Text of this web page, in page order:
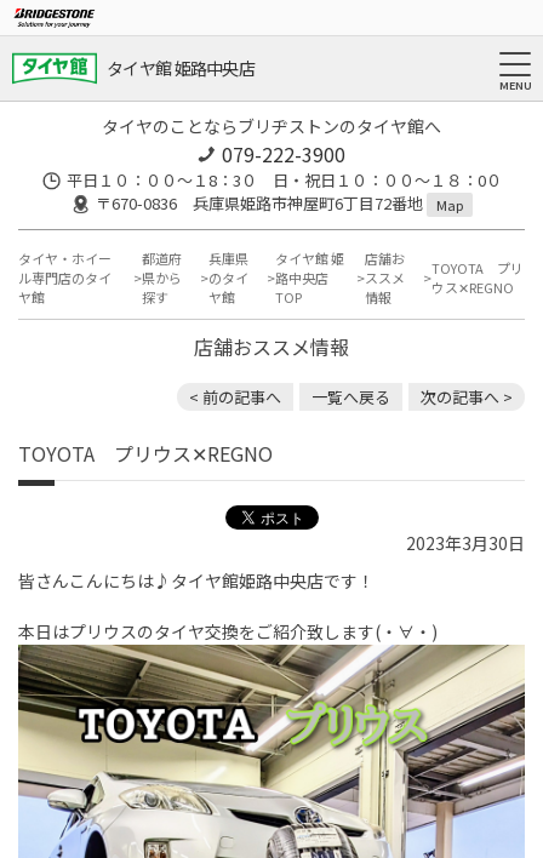
タイヤ館 姫路中央店
タイヤのことならブリヂストンのタイヤ館へ
079-222-3900
平日１０：００～１8：3０ 日・祝日１０：００～１８：0０
〒670-0836 兵庫県姫路市神屋町6丁目72番地
Map
タイヤ・ホイー
ル専門店のタイ
ヤ館
都道府
県から
探す
兵庫県
のタイ
ヤ館
タイヤ館 姫
路中央店
TOP
店舗お
ススメ
情報
TOYOTA プリ
ウス✕REGNO
店舗おススメ情報
< 前の記事へ 一覧へ戻る 次の記事へ >
TOYOTA プリウス✕REGNO
2023年3月30日
皆さんこんにちは♪タイヤ館姫路中央店です！
本日はプリウスのタイヤ交換をご紹介致します(・∀・)